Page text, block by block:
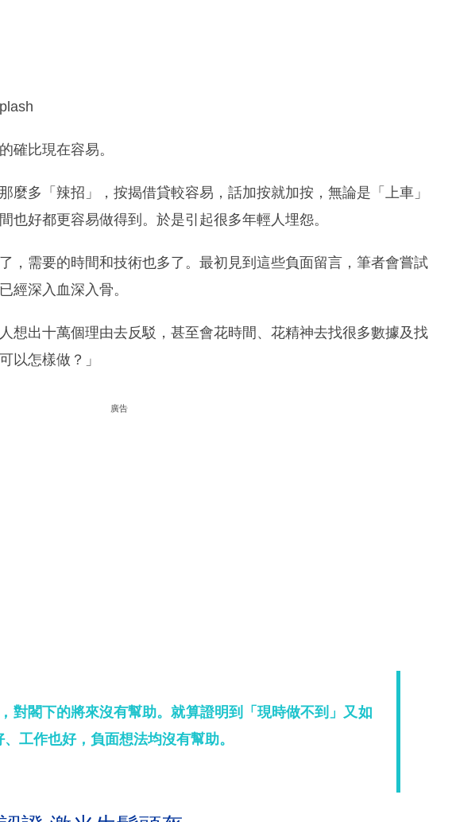
確比現在容易。
麼多「辣招」，按揭借貸較容易，話加按就加按，無論是「上車」
也好都更容易做得到。於是引起很多年輕人埋怨。
，需要的時間和技術也多了。最初見到這些負面留言，筆者會嘗試
經深入血深入骨。
想出十萬個理由去反駁，甚至會花時間、花精神去找很多數據及找
以怎樣做？」
廣告
對閣下的將來沒有幫助。就算證明到「現時做不到」又如
工作也好，負面想法均沒有幫助。